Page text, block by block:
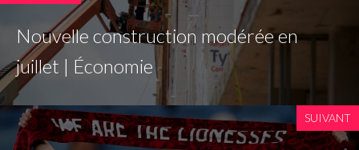
Nouvelle construction modérée en
juillet | Économie
SUIVANT